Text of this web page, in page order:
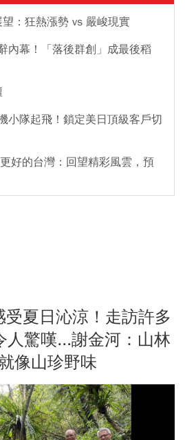
：狂熱漲勢 vs 嚴峻現實
內幕！「落後群創」成最後稻
小隊起飛！鎖定美日頂級客戶切
好的台灣：回望精彩風雲，預
夏日沁涼！走訪許多
人驚嘆...謝金河：山林
像山珍野味